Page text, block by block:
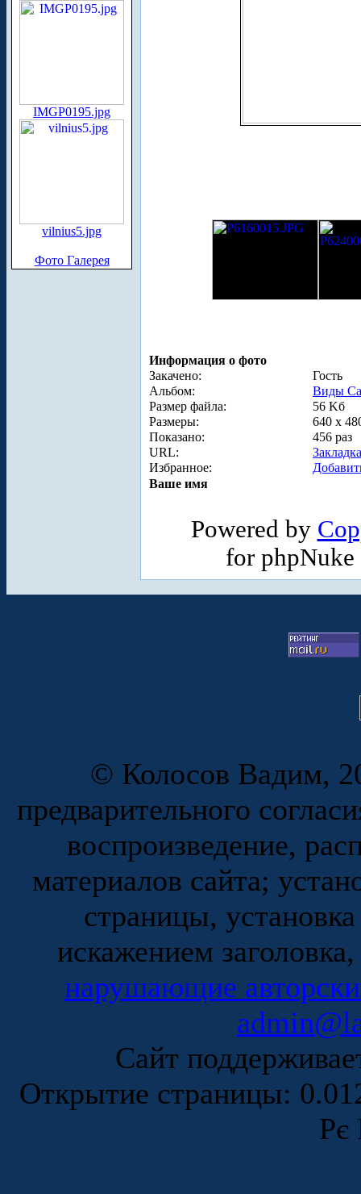
IMGP0195.jpg
vilnius5.jpg
Фото Галерея
Информация о фото
Закачено:
Гость
Альбом:
Виды
Размер файла:
56 Kб
Размеры:
640 x
Показано:
456 раз
URL:
Избранное:
Ваше имя
Powered by
for
© Колосов Вадим,
предварительного
воспроизведение,
материалов сайта;
страницы,
искажением
нарушающие
Сайт
Открытие страницы:
Рє